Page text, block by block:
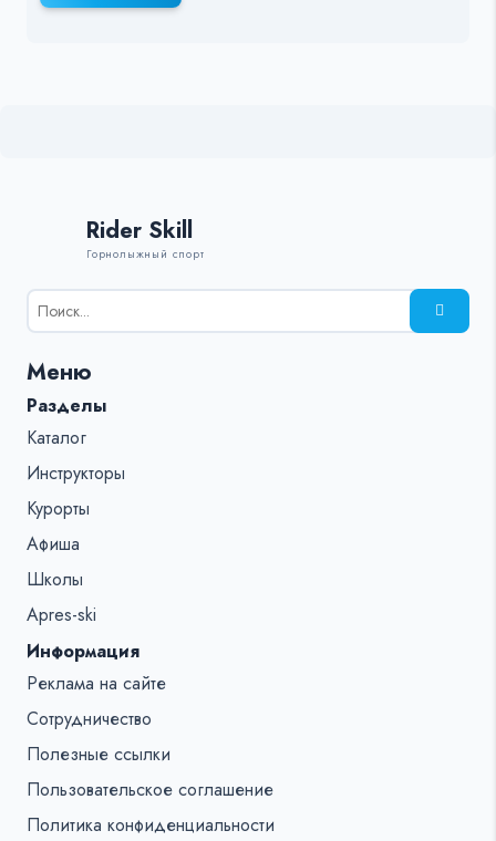
Rider Skill
Горнолыжный спорт
Результаты
поиска
%s:
Меню
Разделы
Каталог
Инструкторы
Курорты
Афиша
Школы
Apres-ski
Информация
Реклама на сайте
Сотрудничество
Полезные ссылки
Пользовательское соглашение
Политика конфиденциальности